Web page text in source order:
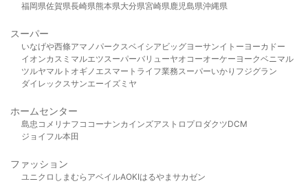
福岡県佐賀県長崎県熊本県大分県宮崎県鹿児島県沖縄県
スーパー
いなげや西條アマノパークスベイシア ビッグヨーサンイトーヨーカドー
イオンカスミ マルエツスーパーバリューヤオコーオーケー ヨークベニマル
ツルヤマルト オギノ エスマート ライフ業務スーパーいかり フジグラン
ダイレックスサンエーイズミヤ
ホームセンター
島忠 コメリ ナフコ コーナンカインズアストロプロダクツDCM
ジョイフル本田
ファッション
ユニクロ しまむら アベイルAOKIはるやま サカゼン